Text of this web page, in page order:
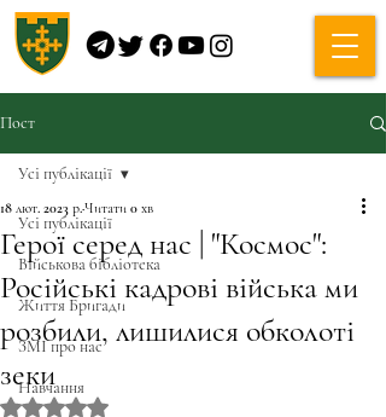
Пост
Усі публікації
Військова бібліотека
Життя Бригади
ЗМІ про нас
Навчання
Усі публікації
Герої серед нас | "Космос":
Російські кадрові війська ми
розбили, лишилися обколоті
зеки
18 лют. 2023 р.Читати 0 хв
Оцінка: NaN з 5 зірок.